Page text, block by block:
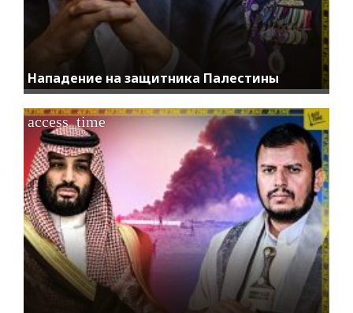
Нападение на защитника Палестины
access_time